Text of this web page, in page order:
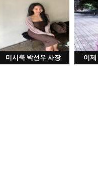
미시룩 박선우 사장 이제